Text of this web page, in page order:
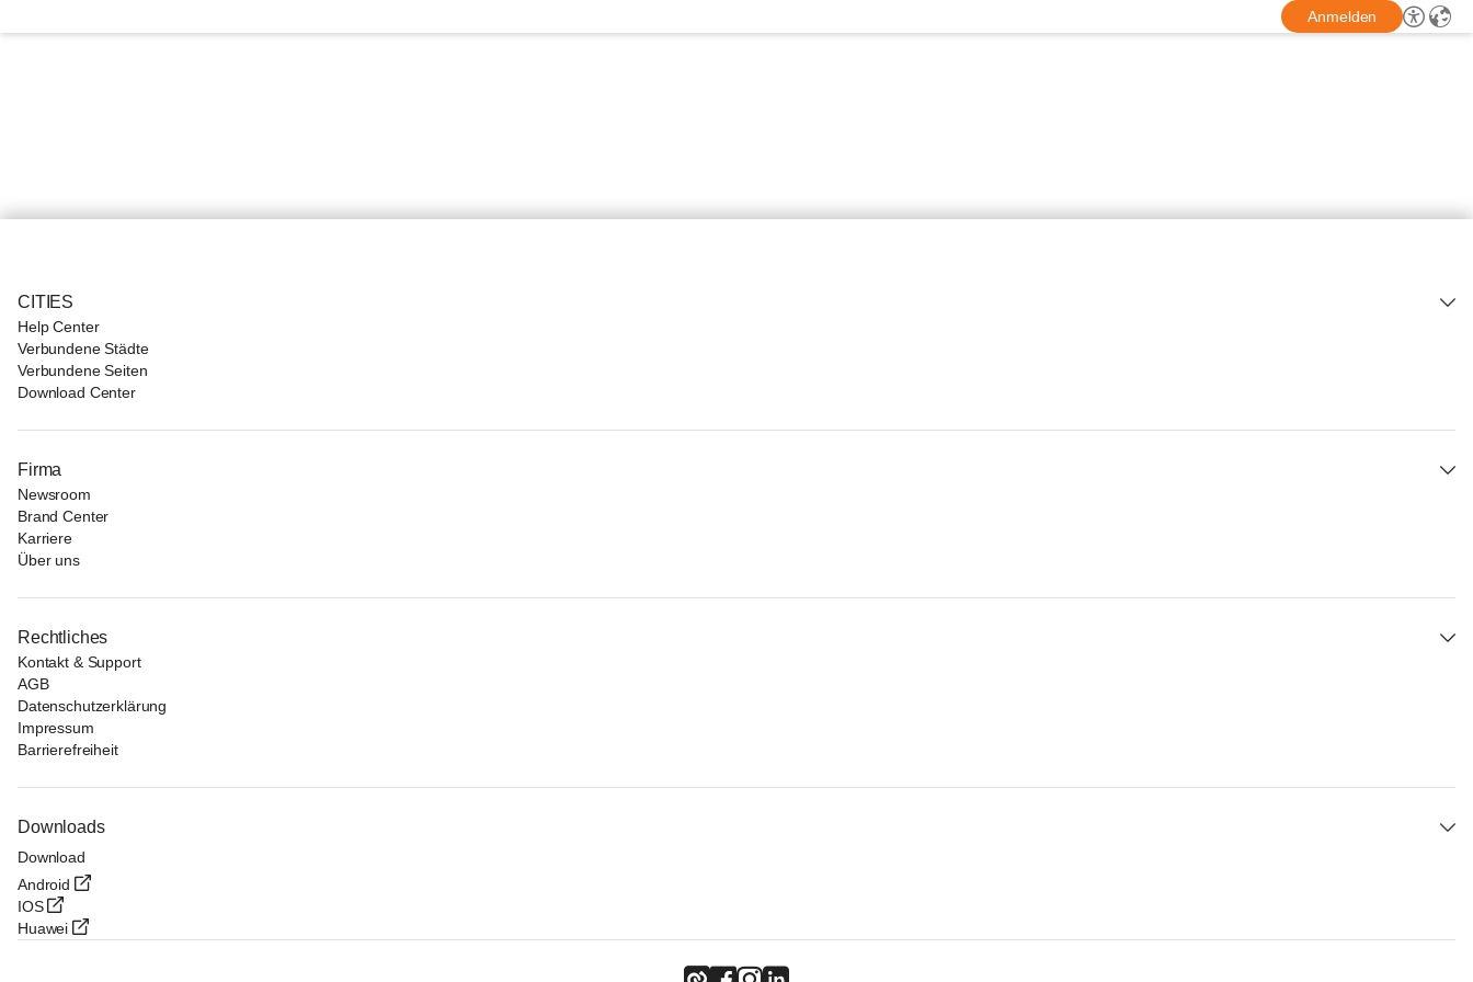
Anmelden
CITIES
Help Center
Verbundene Städte
Verbundene Seiten
Download Center
Firma
Newsroom
Brand Center
Karriere
Über uns
Rechtliches
Kontakt & Support
AGB
Datenschutzerklärung
Impressum
Barrierefreiheit
Downloads
Download
Android
IOS
Huawei